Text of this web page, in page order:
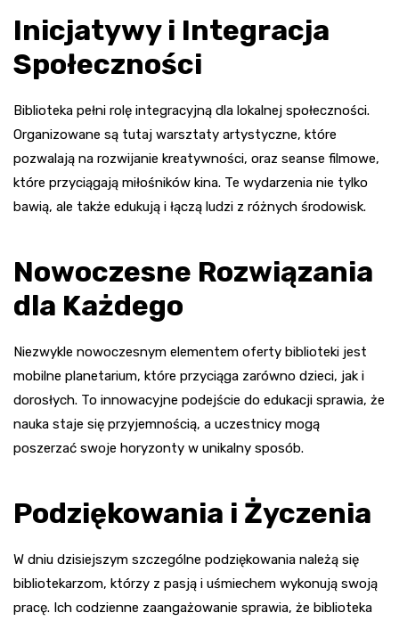
Inicjatywy i Integracja
Społeczności
Biblioteka pełni rolę integracyjną dla lokalnej społeczności.
Organizowane są tutaj warsztaty artystyczne, które
pozwalają na rozwijanie kreatywności, oraz seanse filmowe,
które przyciągają miłośników kina. Te wydarzenia nie tylko
bawią, ale także edukują i łączą ludzi z różnych środowisk.
Nowoczesne Rozwiązania
dla Każdego
Niezwykle nowoczesnym elementem oferty biblioteki jest
mobilne planetarium, które przyciąga zarówno dzieci, jak i
dorosłych. To innowacyjne podejście do edukacji sprawia, że
nauka staje się przyjemnością, a uczestnicy mogą
poszerzać swoje horyzonty w unikalny sposób.
Podziękowania i Życzenia
W dniu dzisiejszym szczególne podziękowania należą się
bibliotekarzom, którzy z pasją i uśmiechem wykonują swoją
pracę. Ich codzienne zaangażowanie sprawia, że biblioteka